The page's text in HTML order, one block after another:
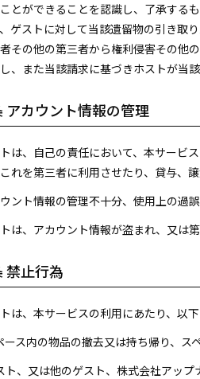
とができることを認識し、了承する
ゲストに対して当該遺留物の引き取
その他の第三者から権利侵害その他
、また当該請求に基づきホストが当
アカウント情報の管理
は、自己の責任において、本サービ
れを第三者に利用させたり、貸与、
ント情報の管理不十分、使用上の過
は、アカウント情報が盗まれ、又は
禁止行為
は、本サービスの利用にあたり、以
ース内の物品の撤去又は持ち帰り、
ト、又は他のゲスト、株式会社アッ